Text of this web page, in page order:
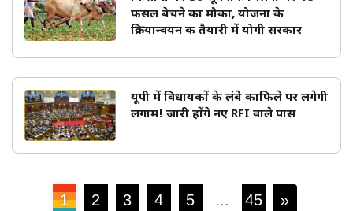
फसल बेचने का मौका, योजना के
क्रियान्वयन की तैयारी में योगी सरकार
यूपी में विधायकों के लंबे काफिले पर लगेगी
लगाम! जारी होंगे नए RFI वाले पास
1 2 3 4 5 ... 45 »